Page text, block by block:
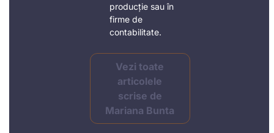
producție sau în
firme de
contabilitate.
Vezi toate
articolele
scrise de
Mariana Bunta